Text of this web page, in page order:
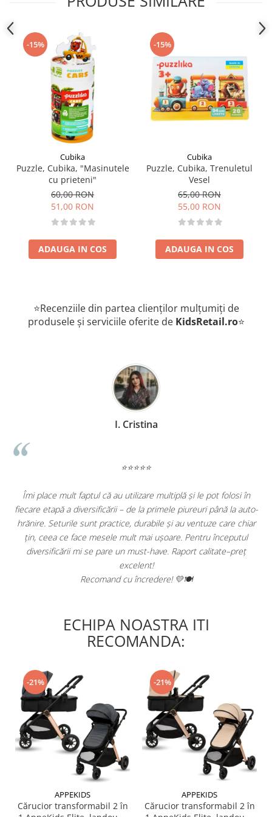
Producator: Levenya Ukraine
-15%
Cubika
Puzzle, Cubika, "Masinutele
cu prieteni"
60,00 RON
51,00 RON
ADAUGA IN COS
-15%
Cubika
Puzzle, Cubika, Trenuletul
Vesel
65,00 RON
55,00 RON
ADAUGA IN COS
⭐Recenziile din partea clienților mulțumiți de
produsele și serviciile oferite de KidsRetail.ro⭐
I. Cristina
⭐⭐⭐⭐⭐
Îmi place mult faptul că au utilizare multiplă și le pot folosi în
fiecare etapă a diversificării – de la primele piureuri până la auto-
hrănire. Seturile sunt practice, durabile și au ventuze care chiar
țin, ceea ce face mesele mult mai ușoare. Pentru începutul
diversificării mi se pare un must-have. Raport calitate–preț
excelent!
Recomand cu încredere! 💛🍽️
ECHIPA NOASTRA ITI
RECOMANDA:
-21%
APPEKIDS
Cărucior transformabil 2 în
-21%
APPEKIDS
Cărucior transformabil 2 în